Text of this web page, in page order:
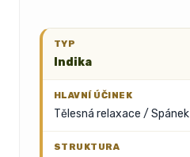
Indika
Tělesná relaxace / Spánek